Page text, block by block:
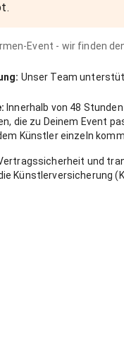
Event - wir finden
Unser Team
Innerhalb von 48
die zu Deinem Event
Künstler einzeln
und
Künstlerversicherung